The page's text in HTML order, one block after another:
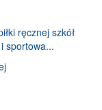
ręcznej szkół
sportowa...